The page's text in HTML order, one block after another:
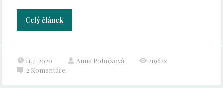
Celý článek
11.7. 2020 Anna Potůčková
21962x
2 Komentáře